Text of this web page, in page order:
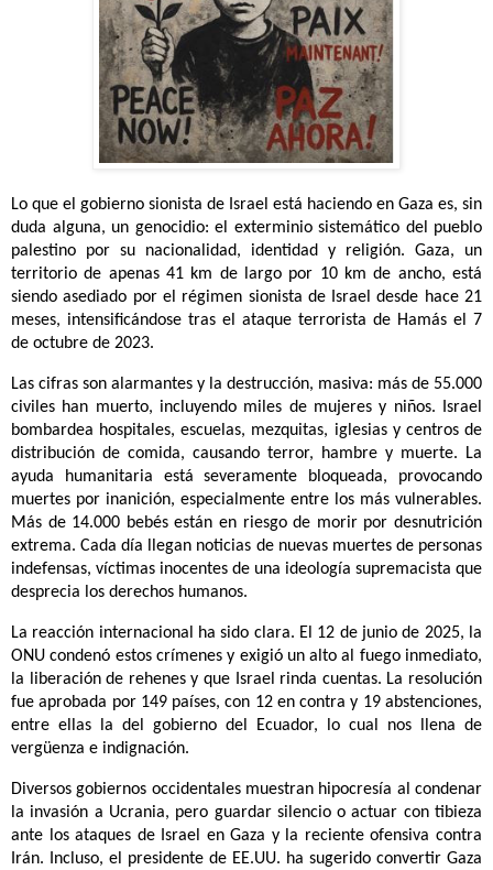
Lo que el gobierno sionista de Israel está haciendo en Gaza es, sin
duda alguna, un genocidio: el exterminio sistemático del pueblo
palestino por su nacionalidad, identidad y religión. Gaza, un
territorio de apenas 41 km de largo por 10 km de ancho, está
siendo asediado por el régimen sionista de Israel desde hace 21
meses, intensificándose tras el ataque terrorista de Hamás el 7
de octubre de 2023.
Las cifras son alarmantes y la destrucción, masiva: más de 55.000
civiles han muerto, incluyendo miles de mujeres y niños. Israel
bombardea hospitales, escuelas, mezquitas, iglesias y centros de
distribución de comida, causando terror, hambre y muerte. La
ayuda humanitaria está severamente bloqueada, provocando
muertes por inanición, especialmente entre los más vulnerables.
Más de 14.000 bebés están en riesgo de morir por desnutrición
extrema. Cada día llegan noticias de nuevas muertes de personas
indefensas, víctimas inocentes de una ideología supremacista que
desprecia los derechos humanos.
La reacción internacional ha sido clara. El 12 de junio de 2025, la
ONU condenó estos crímenes y exigió un alto al fuego inmediato,
la liberación de rehenes y que Israel rinda cuentas. La resolución
fue aprobada por 149 países, con 12 en contra y 19 abstenciones,
entre ellas la del gobierno del Ecuador, lo cual nos llena de
vergüenza e indignación.
Diversos gobiernos occidentales muestran hipocresía al condenar
la invasión a Ucrania, pero guardar silencio o actuar con tibieza
ante los ataques de Israel en Gaza y la reciente ofensiva contra
Irán. Incluso, el presidente de EE.UU. ha sugerido convertir Gaza